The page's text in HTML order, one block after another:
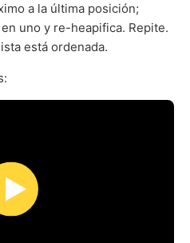
a la última posición;
uno y re-heapifica. Repite.
está ordenada.